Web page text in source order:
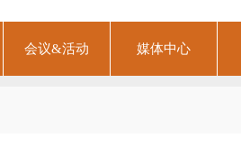
会议&活动 媒体中心